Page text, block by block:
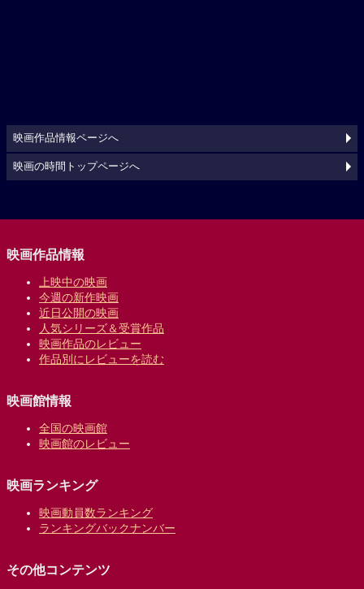
映画作品情報ページへ
映画の時間トップページへ
映画作品情報
上映中の映画
今週の新作映画
近日公開の映画
人気シリーズ＆受賞作品
映画作品のレビュー
作品別にレビューを読む
映画館情報
全国の映画館
映画館のレビュー
映画ランキング
映画動員数ランキング
ランキングバックナンバー
その他コンテンツ